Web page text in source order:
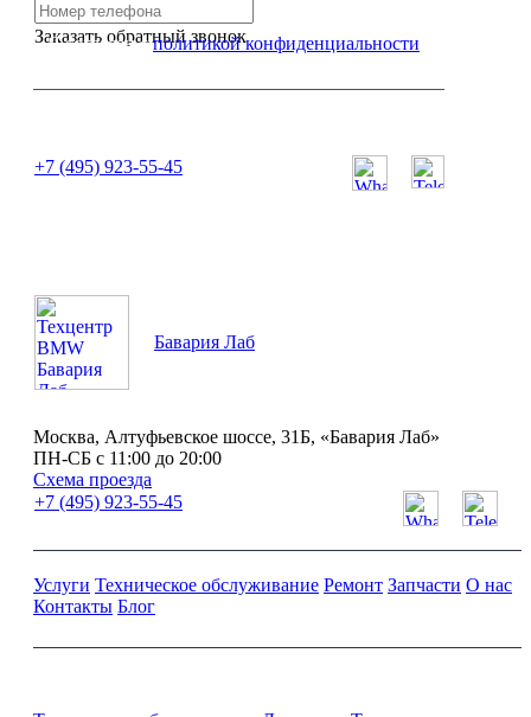
Заказать обратный звонок
Я согласен сполитикой конфиденциальности
+7 (495) 923-55-45
Бавария Лаб
Москва, Алтуфьевское шоссе, 31Б, «Бавария Лаб»
ПН-СБ с 11:00 до 20:00
Схема проезда
+7 (495) 923-55-45
Услуги Техническое обслуживание Ремонт Запчасти О нас
Контакты Блог